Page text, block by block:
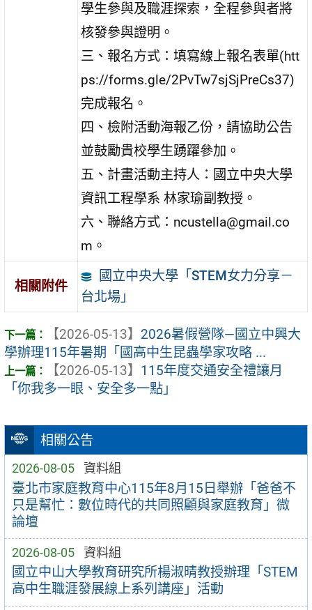
相關公告
2026-08-05 資料組
臺北市家庭教育中心115年8月15日舉辦「爸爸不
只是幫忙：數位時代的共同照顧與家庭教育」微
論壇
2026-08-05 資料組
國立中山大學教育研究所楊淑晴教授辦理「STEM
高中生職涯發展線上系列講座」活動
學生參與及職涯探索，全程參與者將
核發參與證明。
三、報名方式：填寫線上報名表單(htt
ps://forms.gle/2PvTw7sjSjPreCs37)
完成報名。
四、檢附活動海報乙份，請協助公告
並鼓勵貴校學生踴躍參加。
五、計畫活動主持人：國立中央大學
資訊工程學系 林家瑜副教授。
六、聯絡方式：ncustella@gmail.co
m。
相關附件
國立中央大學「STEM女力分享－
台北場」
【2026-05-13】 2026暑假營隊—國立中興大
學辦理115年暑期「國高中生昆蟲學家攻略 ...
【2026-05-13】 115年度交通安全禮讓月
「你我多一眼、安全多一點」